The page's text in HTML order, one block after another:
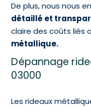
De plus, nous nous
détaillé et
claire des coûts liés
métallique.
Dépannage
03000
Les rideaux